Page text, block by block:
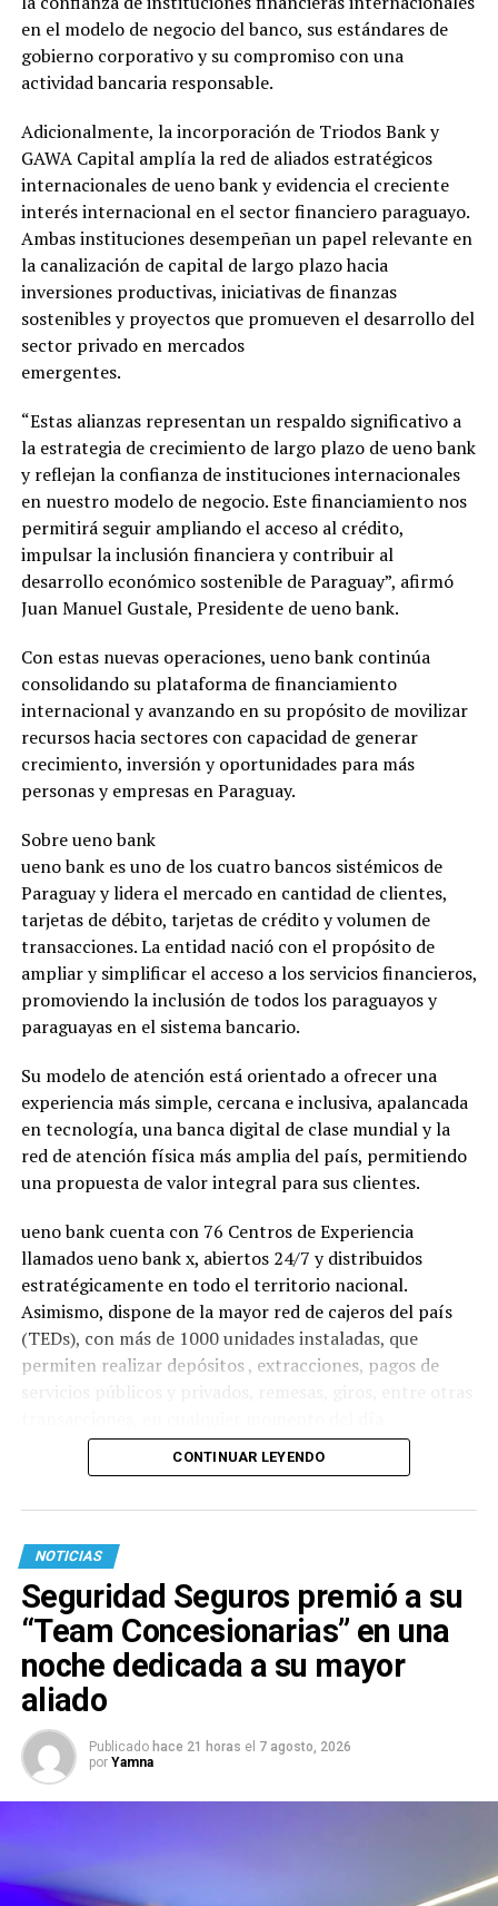
en el modelo de negocio del banco, sus estándares de
gobierno corporativo y su compromiso con una
actividad bancaria responsable.
Adicionalmente, la incorporación de Triodos Bank y
GAWA Capital amplía la red de aliados estratégicos
internacionales de ueno bank y evidencia el creciente
interés internacional en el sector financiero paraguayo.
Ambas instituciones desempeñan un papel relevante en
la canalización de capital de largo plazo hacia
inversiones productivas, iniciativas de finanzas
sostenibles y proyectos que promueven el desarrollo del
sector privado en mercados
emergentes.
“Estas alianzas representan un respaldo significativo a
la estrategia de crecimiento de largo plazo de ueno bank
y reflejan la confianza de instituciones internacionales
en nuestro modelo de negocio. Este financiamiento nos
permitirá seguir ampliando el acceso al crédito,
impulsar la inclusión financiera y contribuir al
desarrollo económico sostenible de Paraguay”, afirmó
Juan Manuel Gustale, Presidente de ueno bank.
Con estas nuevas operaciones, ueno bank continúa
consolidando su plataforma de financiamiento
internacional y avanzando en su propósito de movilizar
recursos hacia sectores con capacidad de generar
crecimiento, inversión y oportunidades para más
personas y empresas en Paraguay.
Sobre ueno bank
ueno bank es uno de los cuatro bancos sistémicos de
Paraguay y lidera el mercado en cantidad de clientes,
tarjetas de débito, tarjetas de crédito y volumen de
transacciones. La entidad nació con el propósito de
ampliar y simplificar el acceso a los servicios financieros,
promoviendo la inclusión de todos los paraguayos y
paraguayas en el sistema bancario.
Su modelo de atención está orientado a ofrecer una
experiencia más simple, cercana e inclusiva, apalancada
en tecnología, una banca digital de clase mundial y la
red de atención física más amplia del país, permitiendo
una propuesta de valor integral para sus clientes.
ueno bank cuenta con 76 Centros de Experiencia
llamados ueno bank x, abiertos 24/7 y distribuidos
estratégicamente en todo el territorio nacional.
Asimismo, dispone de la mayor red de cajeros del país
(TEDs), con más de 1000 unidades instaladas, que
permiten realizar depósitos , extracciones, pagos de
CONTINUAR LEYENDO
NOTICIAS
Seguridad Seguros premió a su
“Team Concesionarias” en una
noche dedicada a su mayor
aliado
Publicado hace 21 horas el 7 agosto, 2026
por Yamna